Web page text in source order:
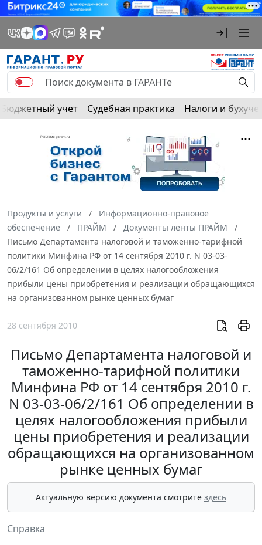
Бюджетный учет Судебная практика Налоги и
Продукты и услуги
Информационно-правовое
обеспечение
ПРАЙМ
Документы ленты ПРАЙМ
Письмо Департамента налоговой и таможенно-тарифной
политики Минфина РФ от 14 сентября 2010 г. N 03-03-
06/2/161 Об определении в целях налогообложения
прибыли цены приобретения и реализации обращающихся
на организованном рынке ценных бумаг
28 сентября 2010
Письмо Департамента налоговой и
таможенно-тарифной политики
Минфина РФ от 14 сентября 2010 г.
N 03-03-06/2/161 Об определении в
целях налогообложения прибыли
цены приобретения и реализации
обращающихся на организованном
рынке ценных бумаг
Актуальную версию документа смотрите здесь
Справка